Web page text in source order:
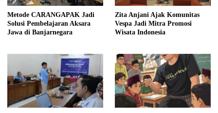
Metode CARANGAPAK Jadi
Solusi Pembelajaran Aksara
Jawa di Banjarnegara
Zita Anjani Ajak Komunitas
Vespa Jadi Mitra Promosi
Wisata Indonesia